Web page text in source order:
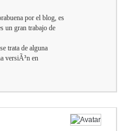
por el blog, es
un gran trabajo de
trata de alguna
versiÃ³n en